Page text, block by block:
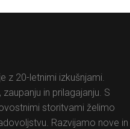
z 20-letnimi izkušnjami.
in prilagajanju. S
storitvami želimo
Razvijamo nove in